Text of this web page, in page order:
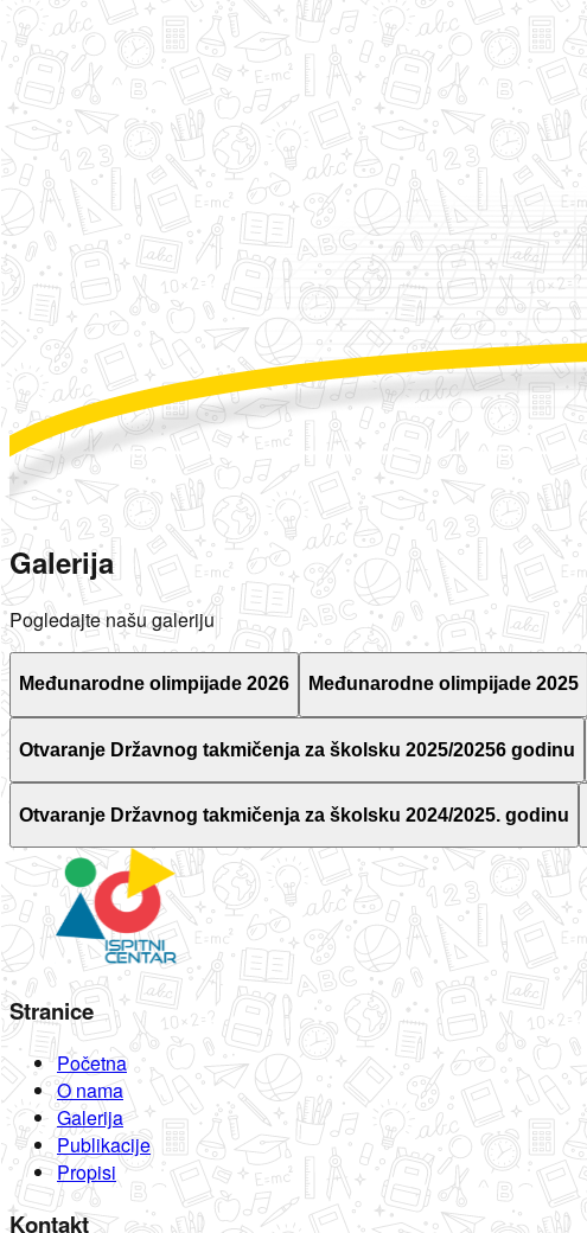
Galerija
Pogledajte našu galeriju
Međunarodne olimpijade 2026 Međunarodne olimpijade 2025
Otvaranje Državnog takmičenja za školsku 2025/20256 godinu
Otvaranje Državnog takmičenja za školsku 2024/2025. godinu
Stranice
Početna
O nama
Galerija
Publikacije
Propisi
Kontakt